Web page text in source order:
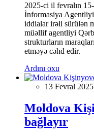
2025-ci il fevralın
İnformasiya
iddialar irəli sürülən
müəllif agentliyi
strukturların
etməyə cəhd edir.
Ardını oxu
13 Fevral
Moldova
bağlayır